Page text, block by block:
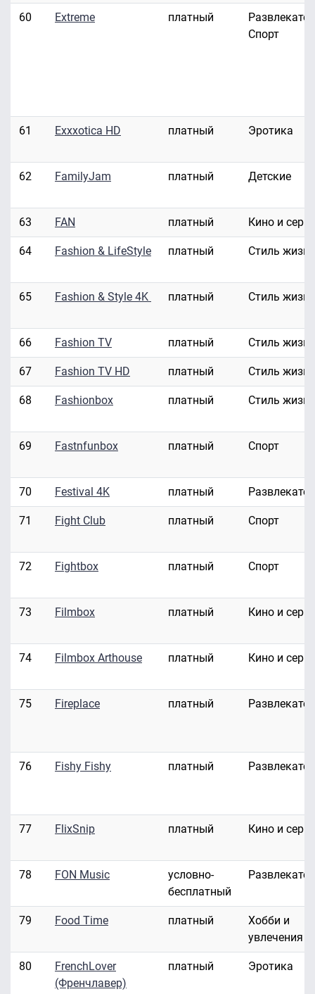
60 Extreme платный
Спорт
61 Exxxotica HD платный Эротика
62 FamilyJam платный Детские
63 FAN платный Кино и
64 Fashion & LifeStyle платный Стиль жизни
65 Fashion & Style 4K платный Стиль жизни
66 Fashion TV платный Стиль жизни
67 Fashion TV HD платный Стиль жизни
68 Fashionbox платный Стиль жизни
69 Fastnfunbox платный Спорт
70 Festival 4K платный
71 Fight Club платный Спорт
72 Fightbox платный Спорт
73 Filmbox платный Кино и
74 Filmbox Arthouse платный Кино и
75 Fireplace платный
76 Fishy Fishy платный
77 FlixSnip платный Кино и
78 FON Music
условно-
бесплатный
79 Food Time платный
Хобби и
увлечения
80
FrenchLover
(Френчлавер)
платный Эротика